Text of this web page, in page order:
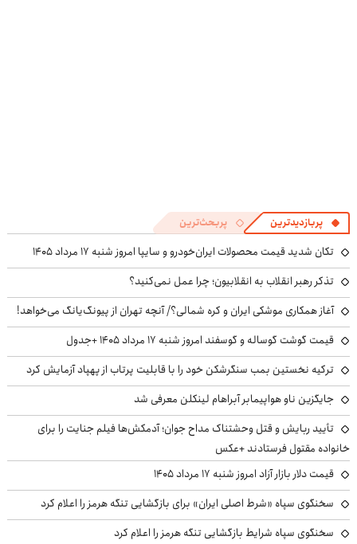
پربازدیدترین پربحث‌ترین
تکان شدید قیمت محصولات ایران‌خودرو و سایپا امروز شنبه ۱۷ مرداد ۱۴۰۵
تذکر رهبر انقلاب به انقلابیون؛ چرا عمل نمی‌کنید؟
آغاز همکاری موشکی ایران و کره شمالی؟/ آنچه تهران از پیونگ‌یانگ می‌خواهد!
قیمت گوشت گوساله و گوسفند امروز شنبه ۱۷ مرداد ۱۴۰۵ +جدول
ترکیه نخستین بمب سنگرشکن خود را با قابلیت پرتاب از پهپاد آزمایش کرد
جایگزین ناو هواپیمابر آبراهام لینکلن معرفی شد
تأیید ربایش و قتل وحشتناک مداح جوان؛ آدمکش‌ها فیلم جنایت را برای
خانواده مقتول فرستادند +عکس
قیمت دلار بازار آزاد امروز شنبه ۱۷ مرداد ۱۴۰۵
سخنگوی سپاه «شرط اصلی ایران» برای بازگشایی تنگه هرمز را اعلام کرد
سخنگوی سپاه شرایط بازگشایی تنگه هرمز را اعلام کرد